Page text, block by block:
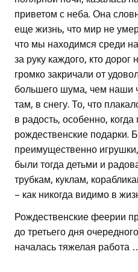
приветом с неба. Она
еще жизнь, что мир не
что мы находимся среди
за руку каждого, кто
громко закричали от
большего шума, чем наши
там, в снегу. То, что
в радость, особенно,
рождественские подарки.
преимущественно
были тогда детьми и
трубкам, куклам,
– как никогда видимо в
Рождественские феерии
до третьего дня
началась тяжелая работа